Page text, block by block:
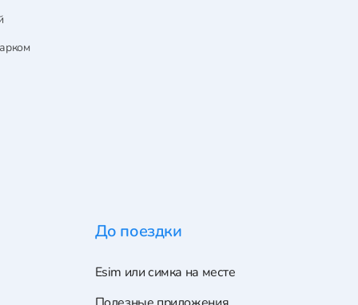
До поездки
Esim или симка на месте